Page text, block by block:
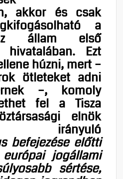
akkor és csak
a
állam első
Ezt
húzni, mert –
ötleteket adni
–, komoly
fel a Tisza
elnök
irányuló
befejezése előtti
jogállami
sértése,